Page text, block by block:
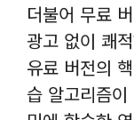
더불어 무료
광고 없이 쾌
유료 버전의
습 알고리즘